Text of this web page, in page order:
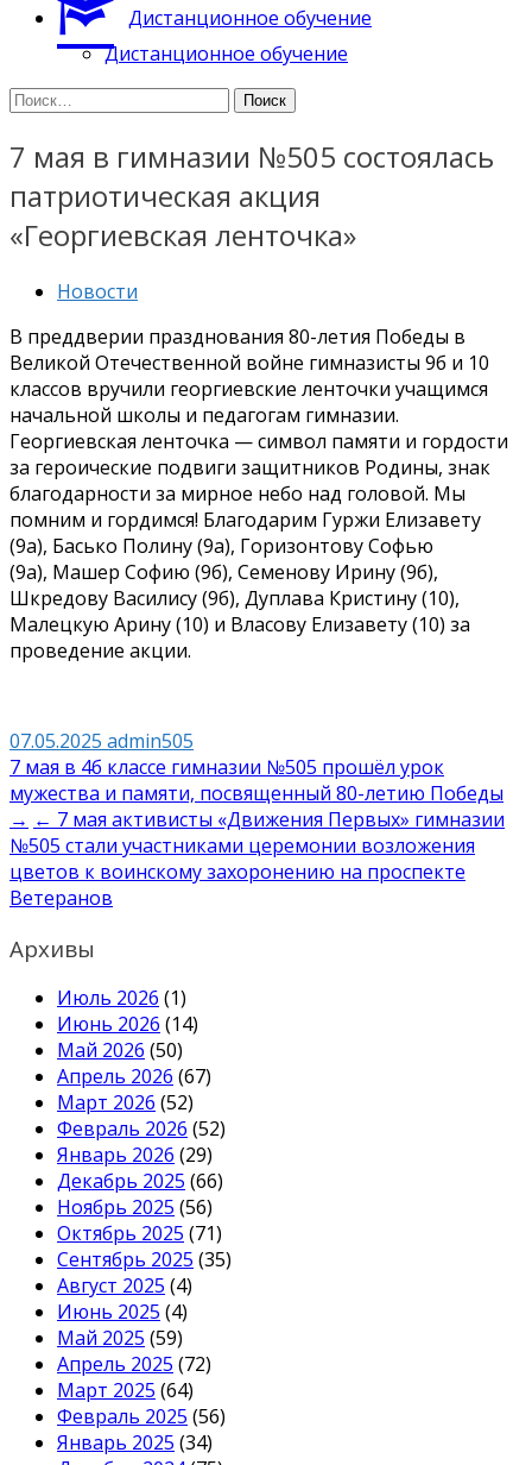
Дистанционное обучение
Дистанционное обучение
Найти:
7 мая в гимназии №505 состоялась
патриотическая акция
«Георгиевская ленточка»
Новости
В преддверии празднования 80-летия Победы в
Великой Отечественной войне гимназисты 9б и 10
классов вручили георгиевские ленточки учащимся
начальной школы и педагогам гимназии.
Георгиевская ленточка — символ памяти и гордости
за героические подвиги защитников Родины, знак
благодарности за мирное небо над головой. Мы
помним и гордимся! Благодарим Гуржи Елизавету
(9а), Басько Полину (9а), Горизонтову Софью
(9а), Машер Софию (9б), Семенову Ирину (9б),
Шкредову Василису (9б), Дуплава Кристину (10),
Малецкую Арину (10) и Власову Елизавету (10) за
проведение акции.
07.05.2025 admin505
Навигация
по
записям
7 мая в 4б классе гимназии №505 прошëл урок
мужества и памяти, посвященный 80-летию Победы
→ ← 7 мая активисты «Движения Первых» гимназии
№505 стали участниками церемонии возложения
цветов к воинскому захоронению на проспекте
Ветеранов
Архивы
Июль 2026 (1)
Июнь 2026 (14)
Май 2026 (50)
Апрель 2026 (67)
Март 2026 (52)
Февраль 2026 (52)
Январь 2026 (29)
Декабрь 2025 (66)
Ноябрь 2025 (56)
Октябрь 2025 (71)
Сентябрь 2025 (35)
Август 2025 (4)
Июнь 2025 (4)
Май 2025 (59)
Апрель 2025 (72)
Март 2025 (64)
Февраль 2025 (56)
Январь 2025 (34)